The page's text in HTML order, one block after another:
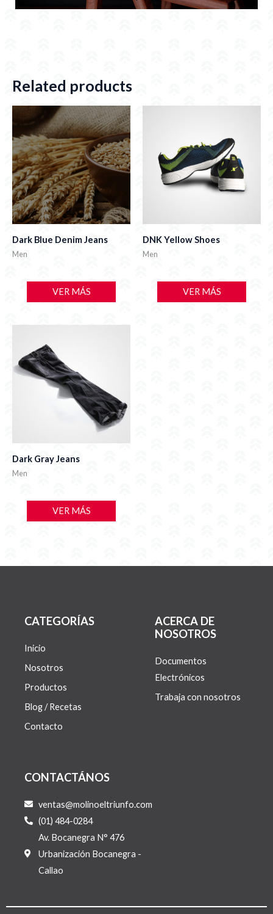
Related products
Dark Blue Denim Jeans
Men
VER MÁS
DNK Yellow Shoes
Men
VER MÁS
Dark Gray Jeans
Men
VER MÁS
CATEGORÍAS
Inicio
Nosotros
Productos
Blog / Recetas
Contacto
ACERCA DE
NOSOTROS
Documentos
Electrónicos
Trabaja con nosotros
CONTACTÁNOS
ventas@molinoeltriunfo.com
(01) 484-0284
Av. Bocanegra N° 476
Urbanización Bocanegra -
Callao